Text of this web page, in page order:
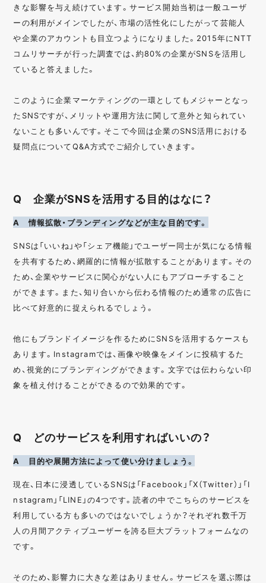
きな影響を与え続けています。サービス開始当初は一般ユーザ
ーの利用がメインでしたが、市場の活性化にしたがって芸能人
や企業のアカウントも目立つようになりました。2015年にNTT
コムリサーチが行った調査では、約80%の企業がSNSを活用し
ていると答えました。
このように企業マーケティングの一環としてもメジャーとなっ
たSNSですが、メリットや運用方法に関して意外と知られてい
ないことも多いんです。そこで今回は企業のSNS活用における
疑問点についてQ&A方式でご紹介していきます。
Q 企業がSNSを活用する目的はなに？
A 情報拡散・ブランディングなどが主な目的です。
SNSは「いいね」や「シェア機能」でユーザー同士が気になる情報
を共有するため、網羅的に情報が拡散することがあります。その
ため、企業やサービスに関心がない人にもアプローチすること
ができます。また、知り合いから伝わる情報のため通常の広告に
比べて好意的に捉えられるでしょう。
他にもブランドイメージを作るためにSNSを活用するケースも
あります。Instagramでは、画像や映像をメインに投稿するた
め、視覚的にブランディングができます。文字では伝わらない印
象を植え付けることができるので効果的です。
Q どのサービスを利用すればいいの？
A 目的や展開方法によって使い分けましょう。
現在、日本に浸透しているSNSは「Facebook」「X（Twitter）」「I
nstagram」「LINE」の4つです。読者の中でこちらのサービスを
利用している方も多いのではないでしょうか？それぞれ数千万
人の月間アクティブユーザーを誇る巨大プラットフォームなの
です。
そのため、影響力に大きな差はありません。サービスを選ぶ際は